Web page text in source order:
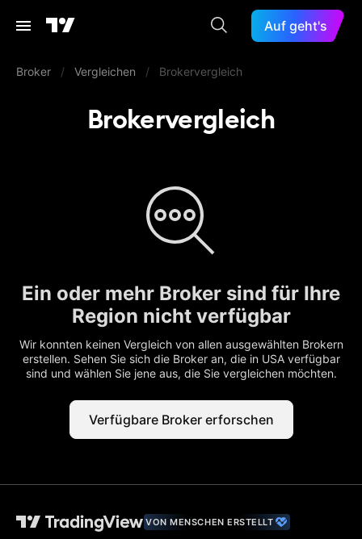
Auf geht's
Broker / Vergleichen / Brokervergleich
Brokervergleich
Ein oder mehr Broker sind für Ihre
Region nicht verfügbar
Wir konnten keinen Vergleich von allen ausgewählten Brokern
erstellen. Sehen Sie sich die Broker an, die in USA verfügbar
sind und wählen Sie jene aus, die Sie vergleichen möchten.
Verfügbare Broker erforschen
VON MENSCHEN ERSTELLT